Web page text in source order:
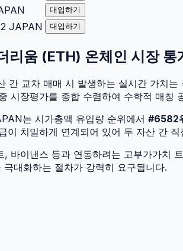
대입하기
JAPAN 대입하기
리움 (ETH) 온체인 시장 통
간 교차 매매 시 발생하는 실시간 가치
시장평가를 종합 수렴하여 수학적 매칭
는 시가총액 유입량 순위에서 #6582
이 치밀하게 연계되어 있어 두 자산 간
바이낸스 등과 연동하려는 고부가가
대화하는 절차가 강력히 요구됩니다.